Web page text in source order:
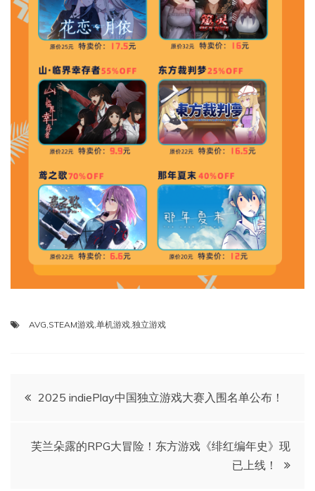
AVG STEAM游戏 单机游戏 独立游戏
文 2025 indiePlay中国独立游戏大赛入围名单公布！
芙兰朵露的RPG大冒险！东方游戏《绯红编年史》现
已上线！